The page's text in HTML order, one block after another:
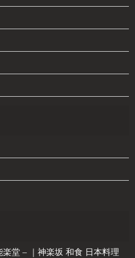
堂 – ｜神楽坂 和食 日本料理